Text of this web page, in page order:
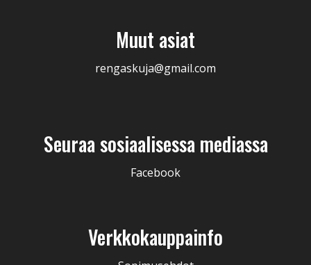
Muut asiat
rengaskuja@gmail.com
Seuraa sosiaalisessa mediassa
Facebook
Verkkokauppainfo